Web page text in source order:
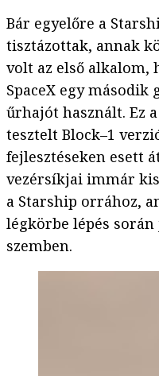
Bár egyelőre a
tisztázottak, annak
volt az első alkalom,
SpaceX egy második
űrhajót használt. Ez
tesztelt Block–1
fejlesztéseken esett
vezérsíkjai immár
a Starship orrához,
légkörbe lépés
szemben.